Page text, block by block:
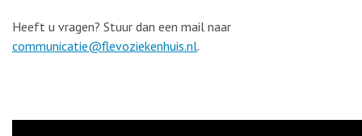
Heeft u vragen? Stuur dan een mail naar
communicatie@flevoziekenhuis.nl.